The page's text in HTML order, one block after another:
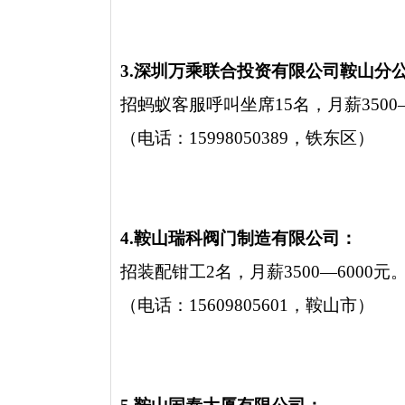
3.深圳万乘联合投资有限公司鞍山分
招蚂蚁客服呼叫坐席15名，月薪
（电话：15998050389，铁东区）
4.鞍山瑞科阀门制造有限公司：
招装配钳工2名，月薪3500—6000元。
（电话：15609805601，鞍山市）